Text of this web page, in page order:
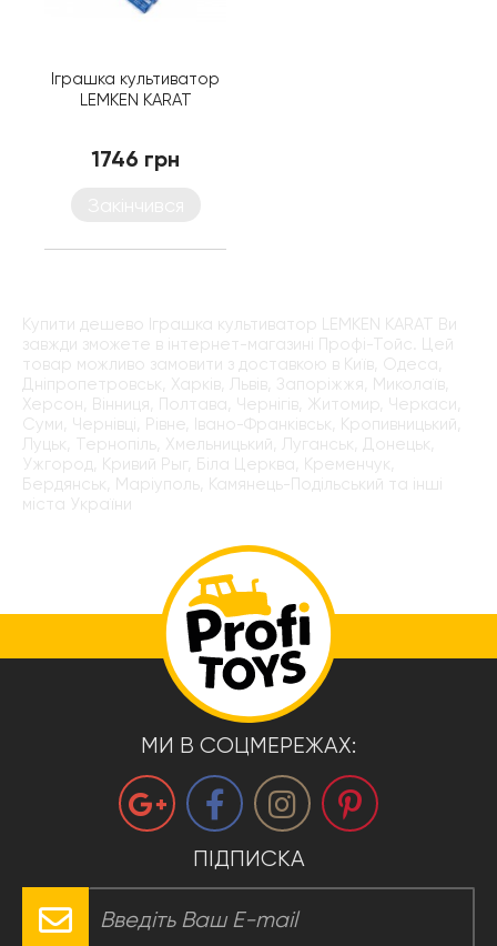
Іграшка культиватор
LEMKEN KARAT
1746 грн
Купити дешево Іграшка культиватор LEMKEN KARAT Ви
завжди зможете в інтернет-магазині Профі-Тойс. Цей
товар можливо замовити з доставкою в Київ, Одеса,
Дніпропетровськ, Харків, Львів, Запоріжжя, Миколаїв,
Херсон, Вінниця, Полтава, Чернігів, Житомир, Черкаси,
Суми, Чернівці, Рівне, Івано-Франківськ, Кропивницький,
Луцьк, Тернопіль, Хмельницький, Луганськ, Донецьк,
Ужгород, Кривий Рыг, Біла Церква, Кременчук,
Бердянськ, Маріуполь, Камянець-Подільський та інші
міста України
МИ В СОЦМЕРЕЖАХ:
ПІДПИСКА